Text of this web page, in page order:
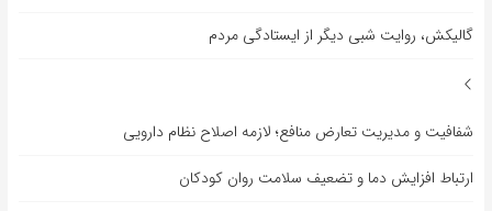
گالیکش، روایت شبی دیگر از ایستادگی مردم
شفافیت و مدیریت تعارض منافع؛ لازمه اصلاح نظام دارویی
ارتباط افزایش دما و تضعیف سلامت روان کودکان